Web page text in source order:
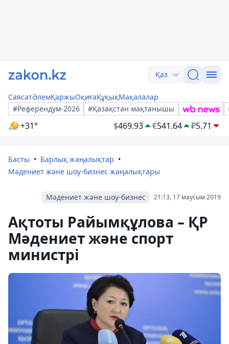
Қаз
СаясатӘлемҚаржыОқиғаҚұқықМақалалар
#Референдум-2026
#Қазақстан мақтанышы
+31° $469.93 €541.64 ₽5.71
Басты
Барлық жаңалықтар
Мәдениет және шоу-бизнес жаңалықтары
21:13, 17 маусым 2019
Мәдениет және шоу-бизнес
Ақтоты Райымқұлова – ҚР
Мәдениет және спорт
министрі